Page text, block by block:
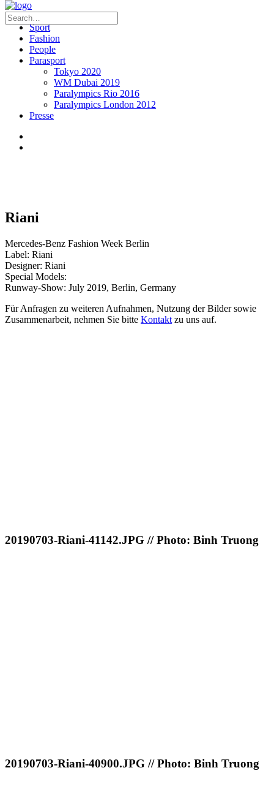
Sport
Fashion
People
Parasport
Tokyo 2020
WM Dubai 2019
Paralympics Rio 2016
Paralympics London 2012
Presse
Riani
Mercedes-Benz Fashion Week Berlin
Label: Riani
Designer: Riani
Special Models:
Runway-Show: July 2019, Berlin, Germany
Für Anfragen zu weiteren Aufnahmen, Nutzung der Bilder sowie
Zusammenarbeit, nehmen Sie bitte Kontakt zu uns auf.
20190703-Riani-41142.JPG // Photo: Binh Truong
20190703-Riani-40900.JPG // Photo: Binh Truong